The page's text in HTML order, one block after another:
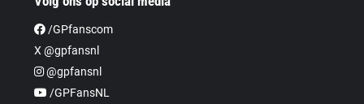
/GPfanscom
X @gpfansnl
@gpfansnl
/GPFansNL